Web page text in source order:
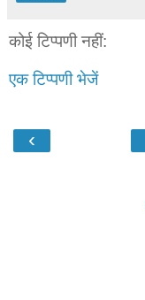
कोई टिप्पणी नहीं:
एक टिप्पणी भेजें
‹